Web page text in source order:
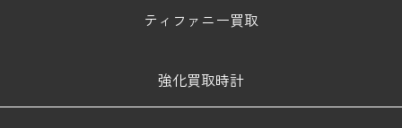
ティファニー買取
強化買取時計